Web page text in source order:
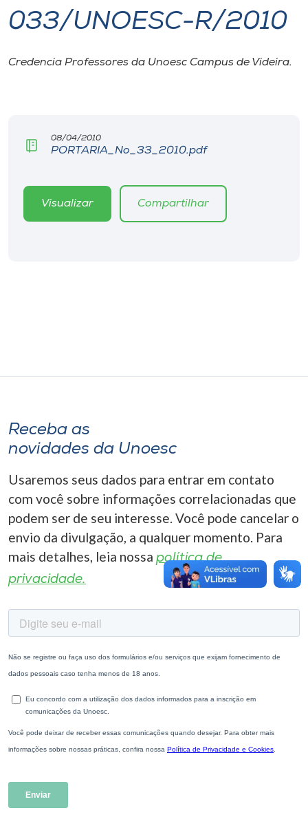
I.nova
CPA
Biblioteca
Store
Selecione
o idioma
033/UNOESC-R/2010
Credencia Professores da Unoesc Campus de Videira.
08/04/2010
PORTARIA_No_33_2010.pdf
Visualizar Compartilhar
Receba as
novidades da Unoesc
Usaremos seus dados para entrar em contato
com você sobre informações correlacionadas que
podem ser de seu interesse. Você pode cancelar o
envio da divulgação, a qualquer momento. Para
mais detalhes, leia nossa política de
privacidade.